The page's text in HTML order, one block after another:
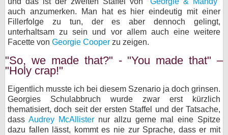
auch anzumerken. Man hat es hier eindeutig mit einer
Fillerfolge zu tun, der es aber dennoch gelingt,
unterhaltsam zu sein und vor allem auch eine weitere
Facette von Georgie Cooper zu zeigen.
"So, we made that?" - "You made that" –
"Holy crap!"
Eigentlich musste ich bei diesem Szenario ja doch grinsen.
Georgies Schulabbruch wurde zwar erst kürzlich
thematisiert, doch seit der ersten Staffel und der Tatsache,
dass Audrey McAllister nur allzu gerne mal eine Spitze
dazu fallen lässt, kommt es nie zur Sprache, dass er mit
bei Facebook
Kontakt
Nutzungsbedingungen
Cookie-Einstellungen
Impressum